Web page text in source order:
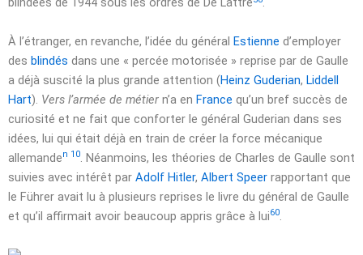
À l’étranger, en revanche, l’idée du général Estienne d’employer
des blindés dans une « percée motorisée » reprise par de Gaulle
a déjà suscité la plus grande attention (Heinz Guderian, Liddell
Hart). Vers l’armée de métier n’a en France qu’un bref succès de
curiosité et ne fait que conforter le général Guderian dans ses
idées, lui qui était déjà en train de créer la force mécanique
allemanden 10 . Néanmoins, les théories de Charles de Gaulle sont
suivies avec intérêt par Adolf Hitler, Albert Speer rapportant que
le Führer avait lu à plusieurs reprises le livre du général de Gaulle
et qu’il affirmait avoir beaucoup appris grâce à lui60